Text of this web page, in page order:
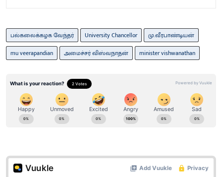
பல்கலைக்கழக வேந்தர் University Chancellor
மு.வீரபாண்டியன்
mu veerapandian
அமைச்சர் விஸ்வநாதன் minister vishwanathan